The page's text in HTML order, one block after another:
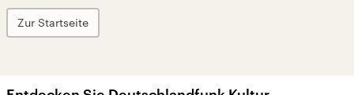
Zur Startseite